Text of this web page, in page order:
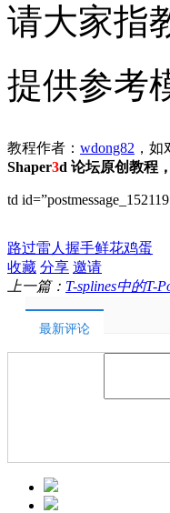
请大家指
提供参考
教程作者： wdong82 ，
Shaper3d 论坛原创教程
td
路过雷人 握手鲜花鸡蛋
收藏 分享 邀请
上一篇： T-splines中的T-
最新评论